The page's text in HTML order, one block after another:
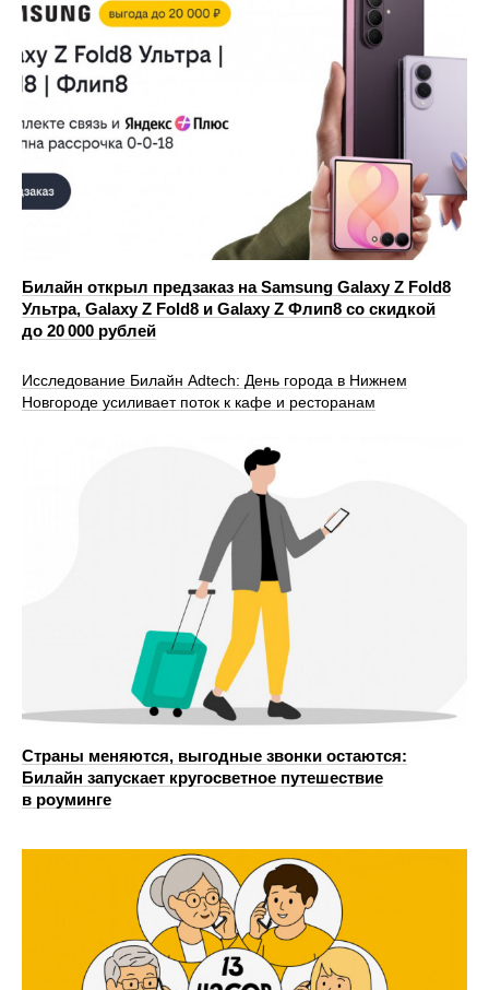
Билайн открыл предзаказ на Samsung Galaxy Z Fold8
Ультра, Galaxy Z Fold8 и Galaxy Z Флип8 со скидкой
до 20 000 рублей
Исследование Билайн Adtech: День города в Нижнем
Новгороде усиливает поток к кафе и ресторанам
Страны меняются, выгодные звонки остаются:
Билайн запускает кругосветное путешествие
в роуминге